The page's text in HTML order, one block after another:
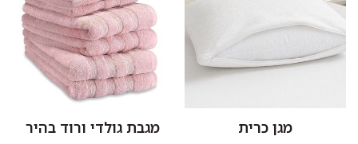
מגן כרית מגבת גולדי ורוד בהיר